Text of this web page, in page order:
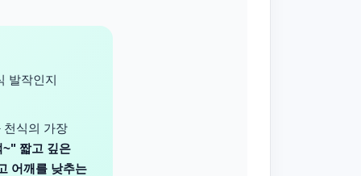
발작인지
천식의 가장
짧고 깊은
어깨를 낮추는